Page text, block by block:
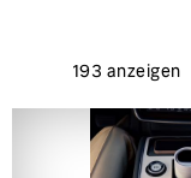
193 anzeigen